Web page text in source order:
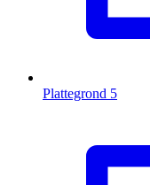
Plattegrond 5